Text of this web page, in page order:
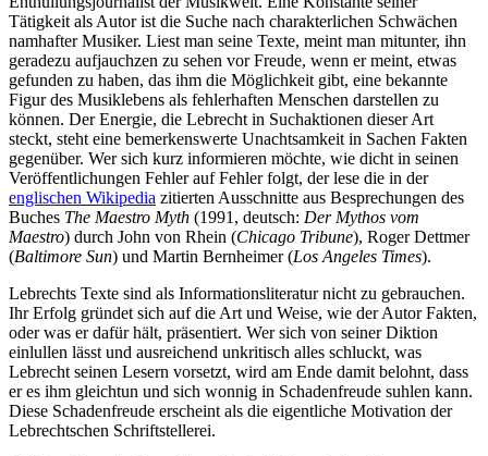
Tätigkeit als Autor ist die Suche nach charakterlichen Schwächen
namhafter Musiker. Liest man seine Texte, meint man mitunter, ihn
geradezu aufjauchzen zu sehen vor Freude, wenn er meint, etwas
gefunden zu haben, das ihm die Möglichkeit gibt, eine bekannte
Figur des Musiklebens als fehlerhaften Menschen darstellen zu
können. Der Energie, die Lebrecht in Suchaktionen dieser Art
steckt, steht eine bemerkenswerte Unachtsamkeit in Sachen Fakten
gegenüber. Wer sich kurz informieren möchte, wie dicht in seinen
Veröffentlichungen Fehler auf Fehler folgt, der lese die in der
englischen Wikipedia zitierten Ausschnitte aus Besprechungen des
Buches The Maestro Myth (1991, deutsch: Der Mythos vom
Maestro) durch John von Rhein (Chicago Tribune), Roger Dettmer
(Baltimore Sun) und Martin Bernheimer (Los Angeles Times).
Lebrechts Texte sind als Informationsliteratur nicht zu gebrauchen.
Ihr Erfolg gründet sich auf die Art und Weise, wie der Autor Fakten,
oder was er dafür hält, präsentiert. Wer sich von seiner Diktion
einlullen lässt und ausreichend unkritisch alles schluckt, was
Lebrecht seinen Lesern vorsetzt, wird am Ende damit belohnt, dass
er es ihm gleichtun und sich wonnig in Schadenfreude suhlen kann.
Diese Schadenfreude erscheint als die eigentliche Motivation der
Lebrechtschen Schriftstellerei.